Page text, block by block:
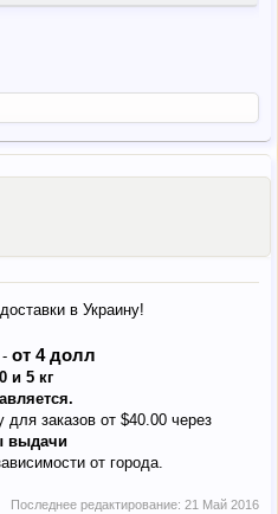
в Украину!
от 4 долл
и 5 кг
заказов от $40.00 через
выдачи
от города.
Последнее редактирование: 21 Май 2016